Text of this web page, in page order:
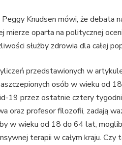
Peggy Knudsen mówi, że
mierze oparta na politycznej
służby zdrowia dla całej
przedstawionych w artykule
osób w wieku od
19 przez ostatnie cztery
oraz profesor filozofii, zadają
w wieku od 18 do 64 lat,
terapii w całym kraju. Czy